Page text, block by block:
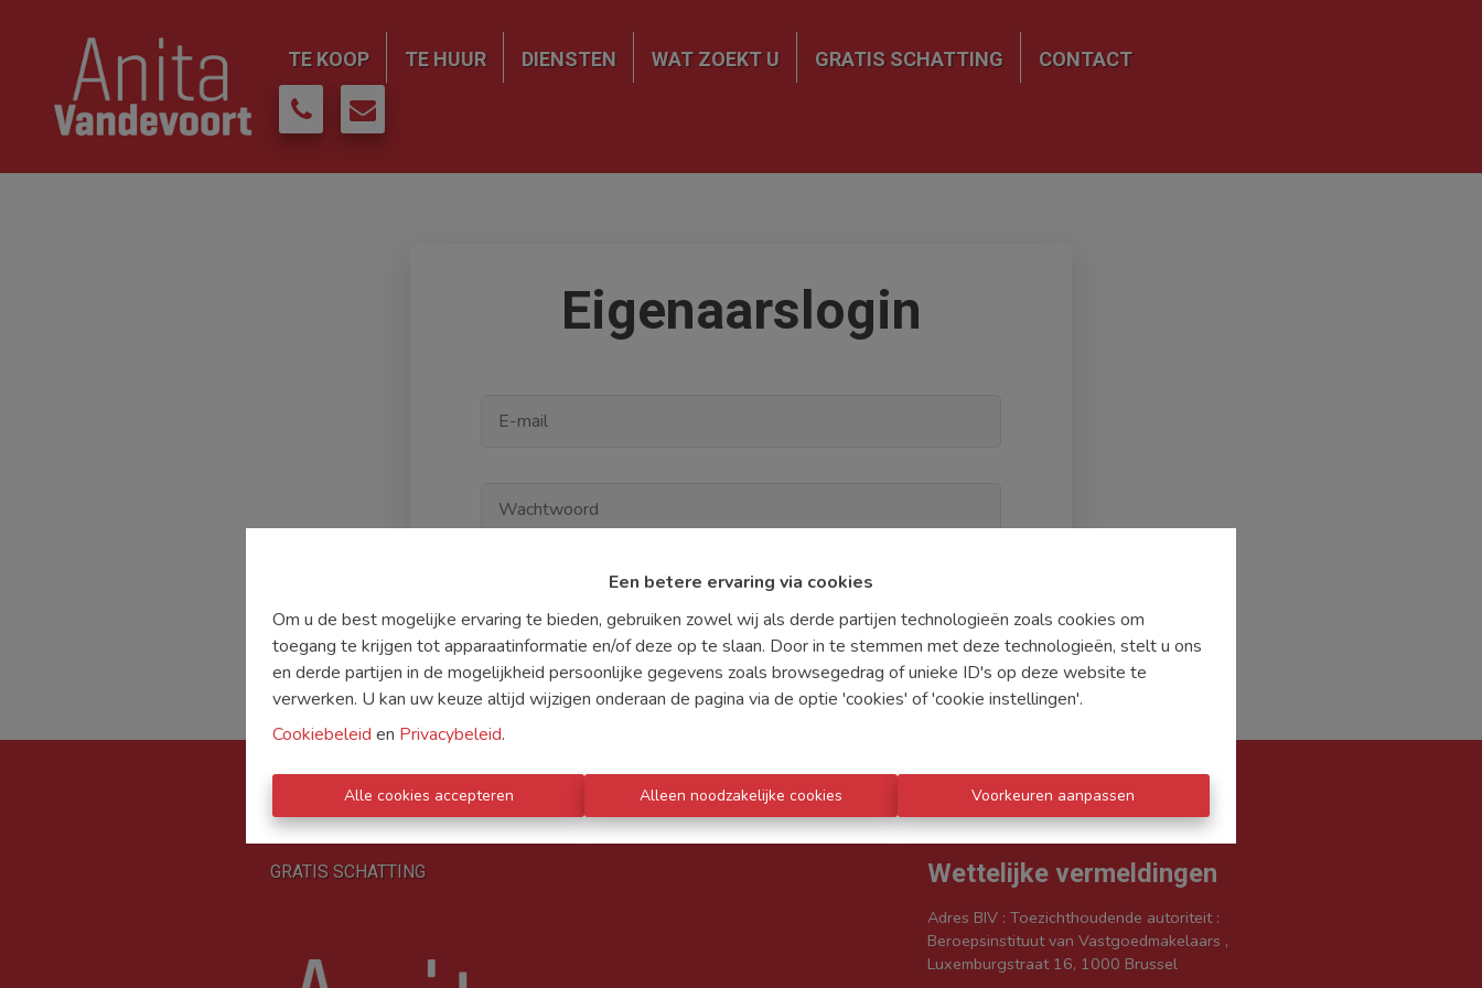
Een betere ervaring via cookies
Om u de best mogelijke ervaring te bieden, gebruiken zowel wij als derde partijen technologieën zoals cookies om
toegang te krijgen tot apparaatinformatie en/of deze op te slaan. Door in te stemmen met deze technologieën, stelt u ons
en derde partijen in de mogelijkheid persoonlijke gegevens zoals browsegedrag of unieke ID's op deze website te
verwerken. U kan uw keuze altijd wijzigen onderaan de pagina via de optie 'cookies' of 'cookie instellingen'.
Cookiebeleid en Privacybeleid.
Alle cookies accepteren Alleen noodzakelijke cookies Voorkeuren aanpassen
TE KOOP TE HUUR DIENSTEN WAT ZOEKT U GRATIS SCHATTING CONTACT
Eigenaarslogin
Login
TE KOOP TE HUUR DIENSTEN WAT ZOEKT U CONTACT
GRATIS SCHATTING Wettelijke vermeldingen
Adres BIV : Toezichthoudende autoriteit :
Beroepsinstituut van Vastgoedmakelaars ,
Luxemburgstraat 16, 1000 Brussel